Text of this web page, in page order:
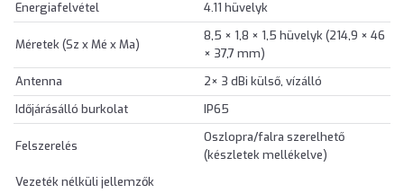
Energiafelvétel
4.11 hüvelyk
Méretek (Sz x Mé x Ma)
8,5 × 1,8 × 1,5 hüvelyk (214,9 × 46
× 37,7 mm)
Antenna
2× 3 dBi külső, vízálló
Időjárásálló burkolat
IP65
Felszerelés
Oszlopra/falra szerelhető
(készletek mellékelve)
Vezeték nélküli jellemzők